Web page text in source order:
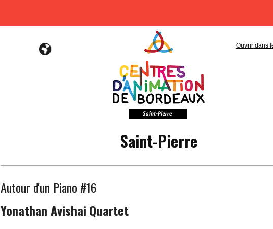
Ouvrir dans
Saint-Pierre
Autour d'un Piano #16
Yonathan Avishai Quartet